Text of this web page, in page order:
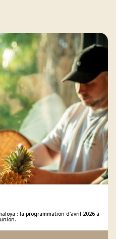
: la programmation d'avril 2026 à